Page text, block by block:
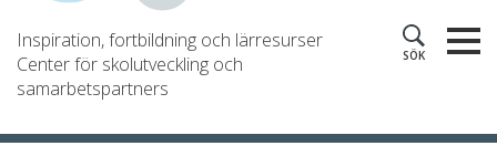
Inspiration, fortbildning och lärresurser
Center för skolutveckling och
samarbetspartners
SÖK